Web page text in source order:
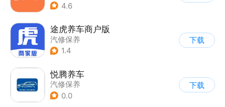
4.6
途虎养车商户版
汽修保养
1.4
下载
悦腾养车
汽修保养
0.0
下载